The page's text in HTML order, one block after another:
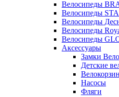
Велосипеды
Велосипеды
Велосипеды
Велосипеды
Велосипеды
Аксессуары
Замки
Детские
Насосы
Фляги